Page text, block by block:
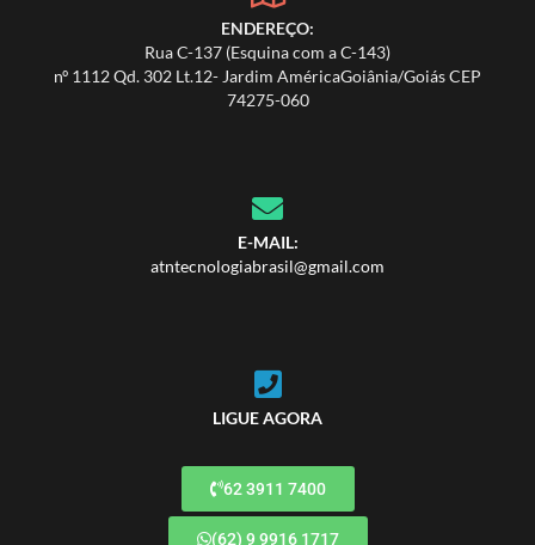
ENDEREÇO:
Rua C-137 (Esquina com a C-143)
nº 1112 Qd. 302 Lt.12- Jardim AméricaGoiânia/Goiás CEP
74275-060
E-MAIL:
atntecnologiabrasil@gmail.com
LIGUE AGORA
62 3911 7400
(62) 9 9916 1717